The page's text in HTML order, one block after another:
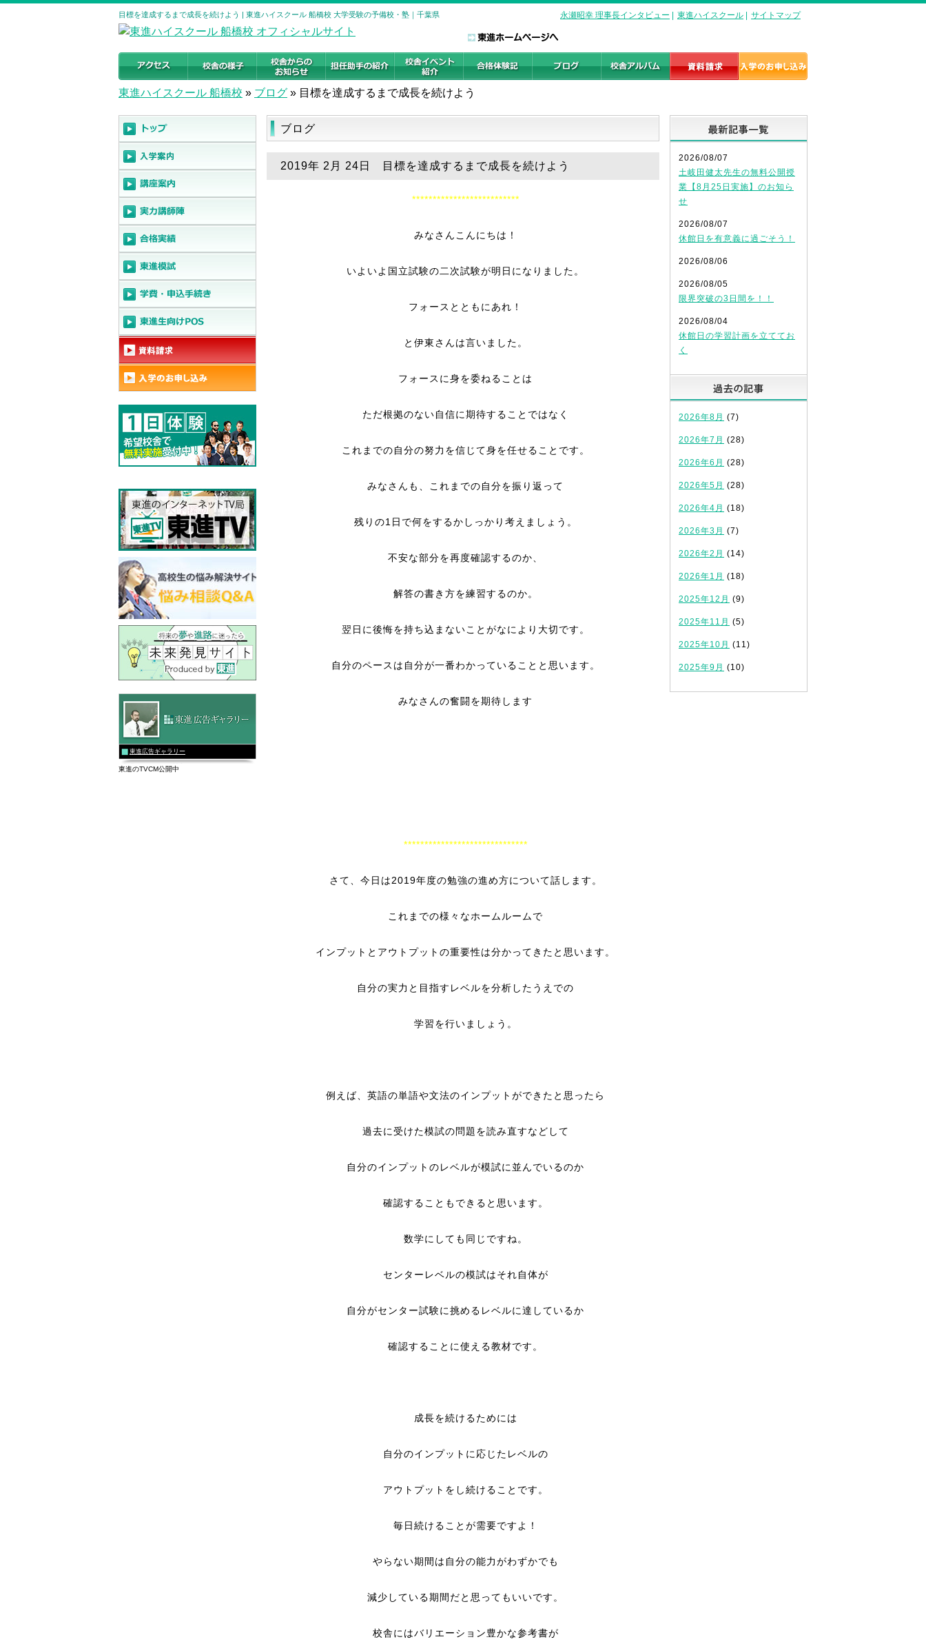
目標を達成するまで成長を続けよう | 東進ハイスクール 船橋校 大学受験の予備校・塾｜千葉県 永瀬昭幸 理事長インタビュー 東進ハイスクール サイトマップ
東進ハイスクール 船橋校 » ブログ » 目標を達成するまで成長を続けよう
ブログ
2019年 2月 24日 目標を達成するまで成長を続けよう
**************************
みなさんこんにちは！
いよいよ国立試験の二次試験が明日になりました。
フォースとともにあれ！
と伊東さんは言いました。
フォースに身を委ねることは
ただ根拠のない自信に期待することではなく
これまでの自分の努力を信じて身を任せることです。
みなさんも、これまでの自分を振り返って
残りの1日で何をするかしっかり考えましょう。
不安な部分を再度確認するのか、
解答の書き方を練習するのか。
翌日に後悔を持ち込まないことがなにより大切です。
自分のペースは自分が一番わかっていることと思います。
みなさんの奮闘を期待します
******************************
さて、今日は2019年度の勉強の進め方について話します。
これまでの様々なホームルームで
インプットとアウトプットの重要性は分かってきたと思います。
自分の実力と目指すレベルを分析したうえでの
学習を行いましょう。
例えば、英語の単語や文法のインプットができたと思ったら
過去に受けた模試の問題を読み直すなどして
自分のインプットのレベルが模試に並んでいるのか
確認することもできると思います。
数学にしても同じですね。
センターレベルの模試はそれ自体が
自分がセンター試験に挑めるレベルに達しているか
確認することに使える教材です。
成長を続けるためには
自分のインプットに応じたレベルの
アウトプットをし続けることです。
毎日続けることが需要ですよ！
やらない期間は自分の能力がわずかでも
減少している期間だと思ってもいいです。
校舎にはバリエーション豊かな参考書が
2026/08/07
土岐田健太先生の無料公開授
業【8月25日実施】のお知ら
せ
2026/08/07
休館日を有意義に過ごそう！
2026/08/06
2026/08/05
限界突破の3日間を！！
2026/08/04
休館日の学習計画を立ててお
く
2026年8月 (7)
2026年7月 (28)
2026年6月 (28)
2026年5月 (28)
2026年4月 (18)
2026年3月 (7)
2026年2月 (14)
2026年1月 (18)
2025年12月 (9)
2025年11月 (5)
2025年10月 (11)
2025年9月 (10)
東進広告ギャラリー
東進のTVCM公開中